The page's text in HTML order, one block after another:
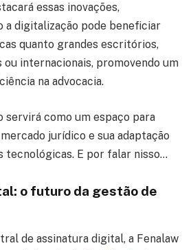
essas inovações,
a digitalização pode beneficiar
quanto grandes escritórios,
ou internacionais, promovendo um
na advocacia.
servirá como um espaço para
jurídico e sua adaptação
tecnológicas. E por falar nisso…
o futuro da gestão de
de assinatura digital, a Fenalaw